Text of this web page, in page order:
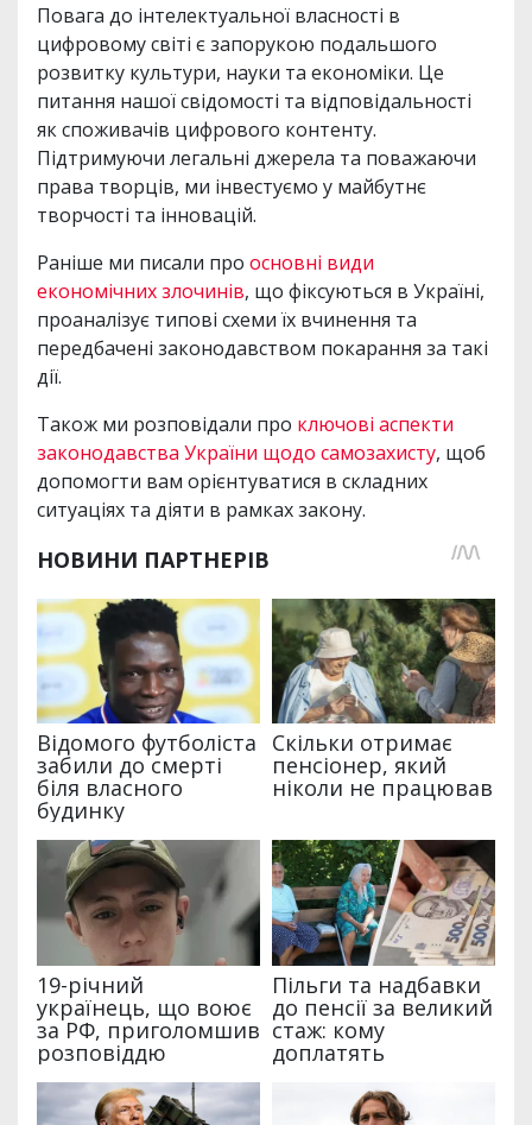
Повага до інтелектуальної власності в
цифровому світі є запорукою подальшого
розвитку культури, науки та економіки. Це
питання нашої свідомості та відповідальності
як споживачів цифрового контенту.
Підтримуючи легальні джерела та поважаючи
права творців, ми інвестуємо у майбутнє
творчості та інновацій.
Раніше ми писали про основні види
економічних злочинів, що фіксуються в Україні,
проаналізує типові схеми їх вчинення та
передбачені законодавством покарання за такі
дії.
Також ми розповідали про ключові аспекти
законодавства України щодо самозахисту, щоб
допомогти вам орієнтуватися в складних
ситуаціях та діяти в рамках закону.